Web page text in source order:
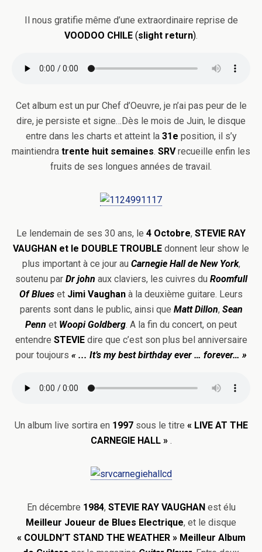
Il nous gratifie même d’une extraordinaire reprise de
VOODOO CHILE (slight return).
Cet album est un pur Chef d’Oeuvre, je n’ai pas peur de le
dire, je persiste et signe…Dès le mois de Juin, le disque
entre dans les charts et atteint la31e position, il s’y
maintiendra trente huit semaines. SRVrecueille enfin les
fruits de ses longues années de travail.
Le lendemain de ses 30 ans, le 4 Octobre, STEVIE RAY
VAUGHAN et le DOUBLE TROUBLE donnent leur show le
plus important à ce jour au Carnegie Hall de New York,
soutenu par Dr john aux claviers, les cuivres du Roomfull
Of Blues et Jimi Vaughan à la deuxième guitare. Leurs
parents sont dans le public, ainsi que Matt Dillon, Sean
Penn et Woopi Goldberg. A la fin du concert, on peut
entendre STEVIE dire que c’est son plus bel anniversaire
pour toujours « ... It’s my best birthday ever … forever… »
Un album live sortira en 1997sous le titre « LIVE AT THE
CARNEGIE HALL ».
En décembre 1984, STEVIE RAY VAUGHANest élu
Meilleur Joueur de Blues Electrique, et le disque
« COULDN’T STAND THE WEATHER » Meilleur Album